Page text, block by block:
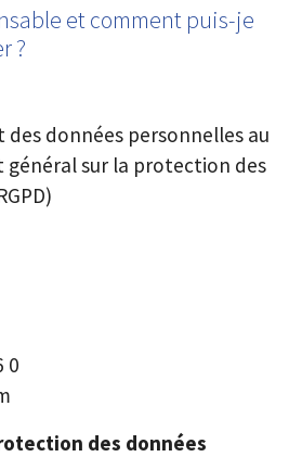
et comment puis-je
?
données personnelles au
général sur la protection des
0
des données